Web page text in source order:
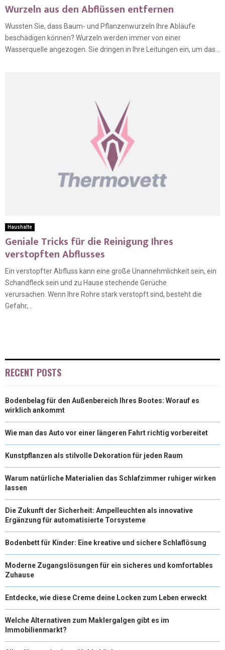
Wurzeln aus den Abflüssen entfernen
Wussten Sie, dass Baum- und Pflanzenwurzeln Ihre Abläufe
beschädigen können? Wurzeln werden immer von einer
Wasserquelle angezogen. Sie dringen in Ihre Leitungen ein, um das...
Haushalte
Geniale Tricks für die Reinigung Ihres
verstopften Abflusses
Ein verstopfter Abfluss kann eine große Unannehmlichkeit sein, ein
Schandfleck sein und zu Hause stechende Gerüche
verursachen. Wenn Ihre Rohre stark verstopft sind, besteht die
Gefahr,...
RECENT POSTS
Bodenbelag für den Außenbereich Ihres Bootes: Worauf es
wirklich ankommt
Wie man das Auto vor einer längeren Fahrt richtig vorbereitet
Kunstpflanzen als stilvolle Dekoration für jeden Raum
Warum natürliche Materialien das Schlafzimmer ruhiger wirken
lassen
Die Zukunft der Sicherheit: Ampelleuchten als innovative
Ergänzung für automatisierte Torsysteme
Bodenbett für Kinder: Eine kreative und sichere Schlaflösung
Moderne Zugangslösungen für ein sicheres und komfortables
Zuhause
Entdecke, wie diese Creme deine Locken zum Leben erweckt
Welche Alternativen zum Maklergalgen gibt es im
Immobilienmarkt?